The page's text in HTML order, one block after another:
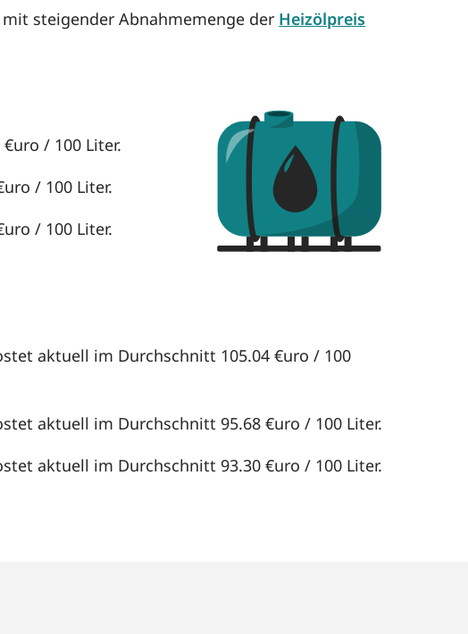
mit steigender Abnahmemenge der Heizölpreis
/ 100 Liter.
/ 100 Liter.
/ 100 Liter.
aktuell im Durchschnitt 105.04 €uro / 100
aktuell im Durchschnitt 95.68 €uro / 100 Liter.
aktuell im Durchschnitt 93.30 €uro / 100 Liter.